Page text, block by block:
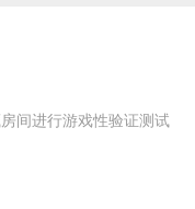
间进行游戏性验证测试